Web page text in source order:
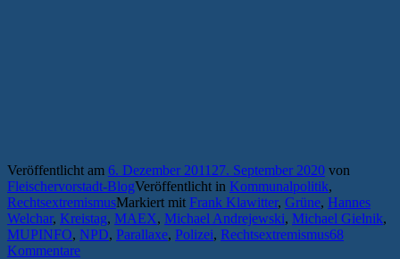
Veröffentlicht am 6. Dezember 2011 27. September 2020 von
Fleischervorstadt-BlogVeröffentlicht in Kommunalpolitik,
RechtsextremismusMarkiert mit Frank Klawitter, Grüne, Hannes
Welchar, Kreistag, MAEX, Michael Andrejewski, Michael Gielnik,
MUPINFO, NPD, Parallaxe, Polizei, Rechtsextremismus68
Kommentare